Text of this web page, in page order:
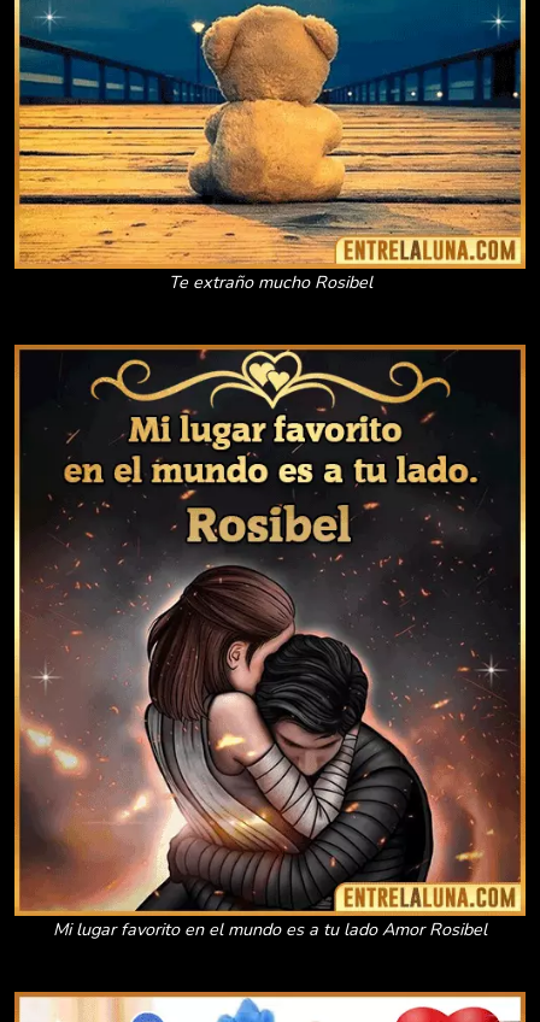
Te extraño mucho Rosibel
Mi lugar favorito en el mundo es a tu lado Amor Rosibel